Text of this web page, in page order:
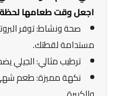
اجعل وقت طعامها
صحة ونشاط: توفر
مستدامة لقطتك.
ترطيب مثالي: الجيلي
نكهة مميزة: طعم